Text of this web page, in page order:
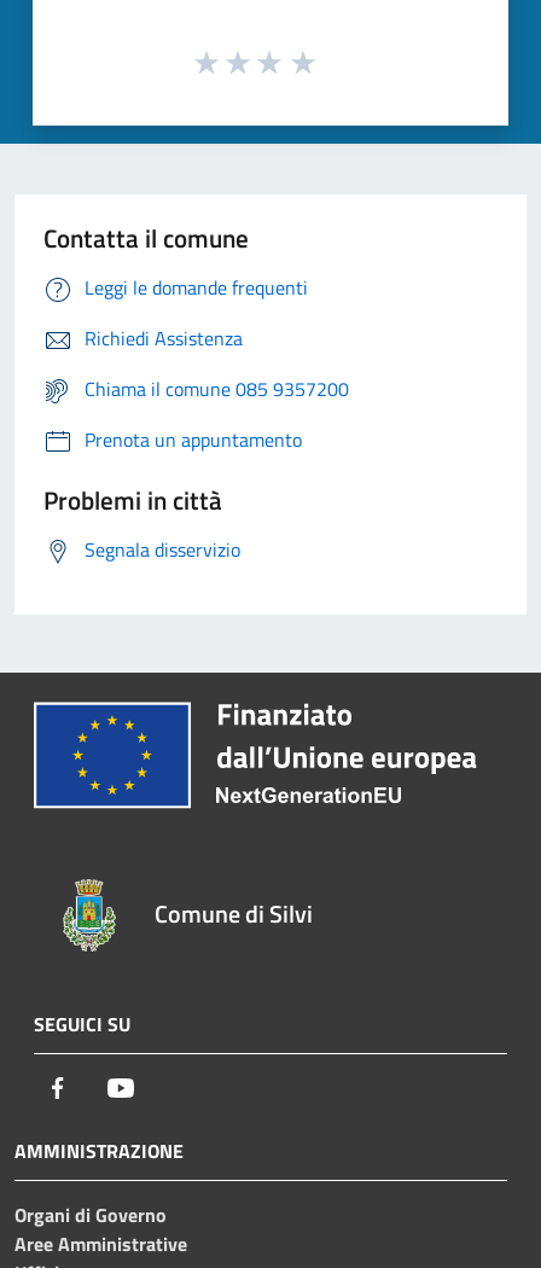
Contatta il comune
Leggi le domande frequenti
Richiedi Assistenza
Chiama il comune 085 9357200
Prenota un appuntamento
Problemi in città
Segnala disservizio
Comune di Silvi
SEGUICI SU
Facebook
AMMINISTRAZIONE
Organi di Governo
Aree Amministrative